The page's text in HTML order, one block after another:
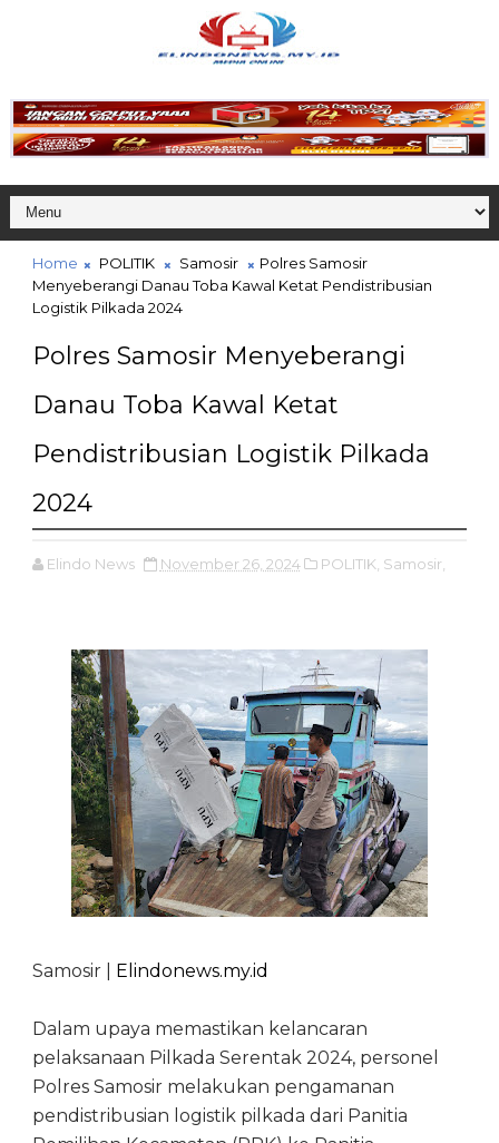
Home POLITIK Samosir
Polres Samosir
Menyeberangi Danau Toba Kawal Ketat Pendistribusian
Logistik Pilkada 2024
Polres Samosir Menyeberangi
Danau Toba Kawal Ketat
Pendistribusian Logistik Pilkada
2024
Elindo News November 26, 2024 POLITIK, Samosir,
Samosir | Elindonews.my.id
Dalam upaya memastikan kelancaran
pelaksanaan Pilkada Serentak 2024, personel
Polres Samosir melakukan pengamanan
pendistribusian logistik pilkada dari Panitia